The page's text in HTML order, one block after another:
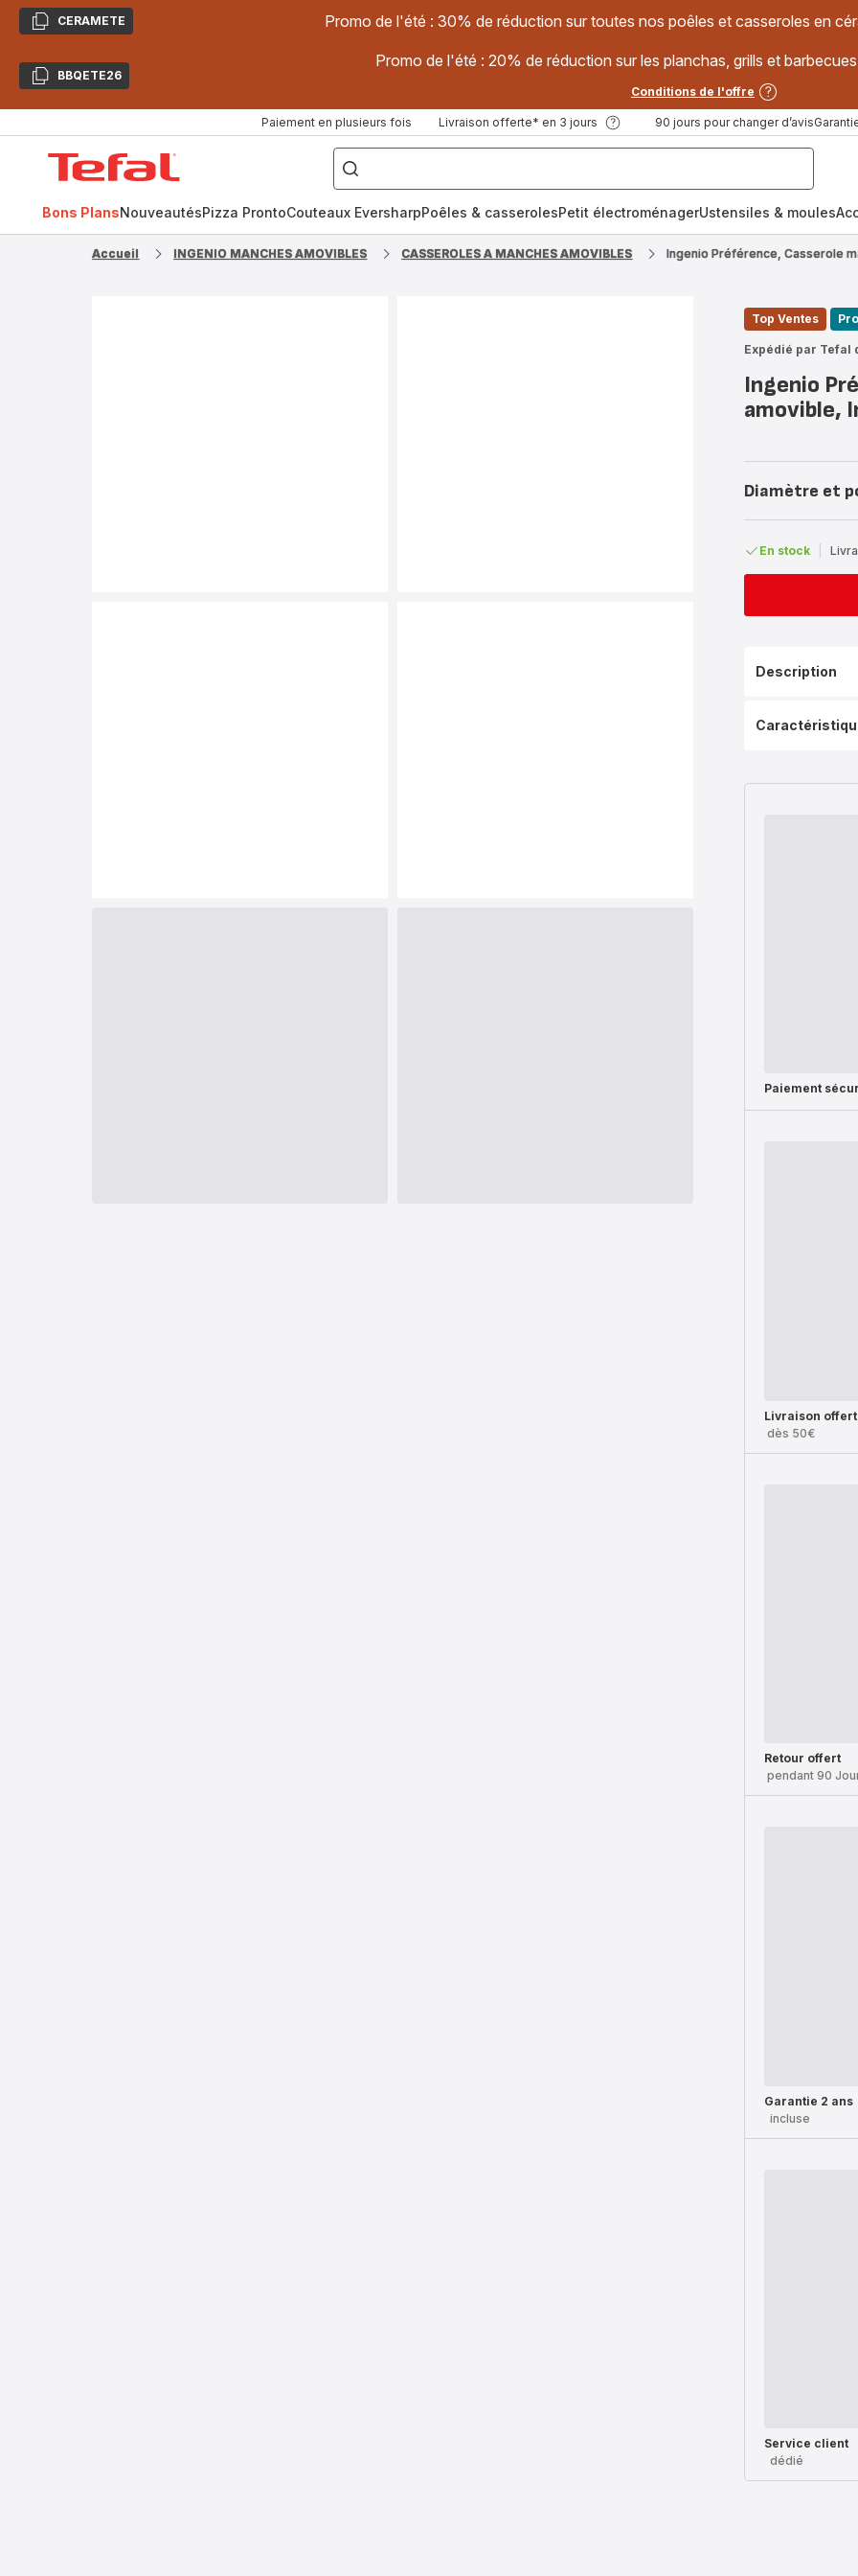
CopierCERAMETE Promo de l'été : 30% de réduction sur toutes nos poêles et casseroles en
CopierBBQETE26
Promo de l'été : 20% de réduction sur les planchas, grills et
Conditions de l'offre
Paiement en plusieurs fois Livraison offerte* en 3 jours 90 jours pour changer d’avis
["Poêles
inox,
Cake
Factory,
Bons PlansNouveautésPizza ProntoCouteaux EversharpPoêles & casserolesPetit électroménagerUstensiles & moules
Accueil INGENIO MANCHES AMOVIBLES CASSEROLES A MANCHES AMOVIBLES Ingenio Préférence, Casserole
Top Ventes
Expédié par Tefal
Ingenio
amovible,
Diamètre et
En stock
Description
Paiement
Livraison
dès 50€
Retour offert
pendant 90
Garantie 2 ans
incluse
Service client
dédié